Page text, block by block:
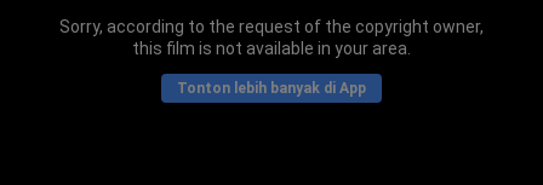
Sorry, according to the request of the copyright owner,
this film is not available in your area.
Tonton lebih banyak di App
Bahasa Indonesia